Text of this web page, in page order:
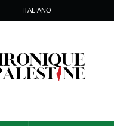
ITALIANO